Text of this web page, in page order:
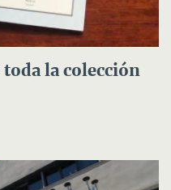
la colección